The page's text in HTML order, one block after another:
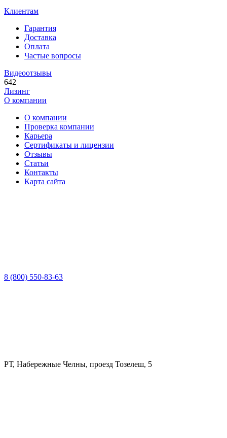
Клиентам
Гарантия
Доставка
Оплата
Частые вопросы
Видеоотзывы
642
Лизинг
О компании
О компании
Проверка компании
Карьера
Сертификаты и лицензии
Отзывы
Статьи
Контакты
Карта сайта
8 (800) 550-83-63
РТ, Набережные Челны, проезд Тозелеш, 5